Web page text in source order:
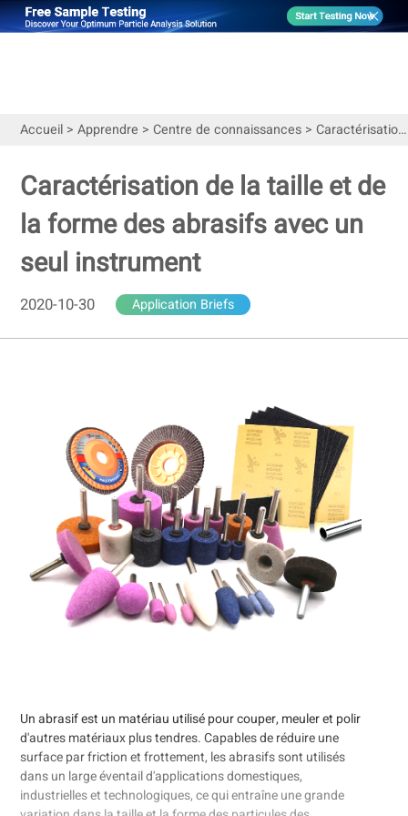
Accueil> Apprendre > Centre de connaissances> Caractérisation de la taille et de la forme des abrasifs avec un seul instrument
Caractérisation de la taille et de
la forme des abrasifs avec un
seul instrument
2020-10-30 Application Briefs
Un abrasif est un matériau utilisé pour couper, meuler et polir
d'autres matériaux plus tendres. Capables de réduire une
surface par friction et frottement, les abrasifs sont utilisés
dans un large éventail d'applications domestiques,
industrielles et technologiques, ce qui entraîne une grande